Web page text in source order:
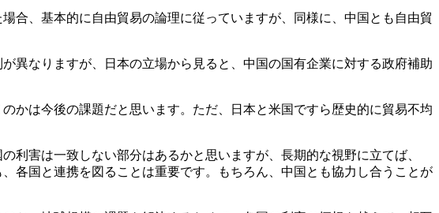
合、基本的に自由貿易の論理に従っていますが、同様に、中国とも自由貿
異なりますが、日本の立場から見ると、中国の国有企業に対する政府補助
かは今後の課題だと思います。ただ、日本と米国ですら歴史的に貿易不均
利害は一致しない部分はあるかと思いますが、長期的な視野に立てば、
各国と連携を図ることは重要です。もちろん、中国とも協力し合うことが